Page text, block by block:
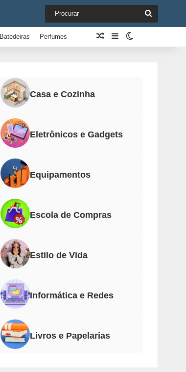
Batedeiras Perfumes Artigo aleatório
Barra Lateral
Casa e Cozinha
Eletrônicos e Gadgets
Equipamentos
Escola de Compras
Estilo de Vida
Informática e Redes
Livros e Papelarias